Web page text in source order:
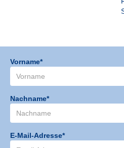
Vorname*
Nachname*
E-Mail-Adresse*